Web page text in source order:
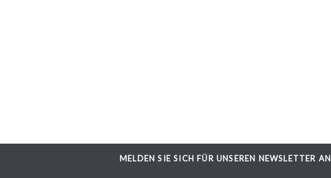
MELDEN SIE SICH FÜR UNSEREN NEWSLETTER AN